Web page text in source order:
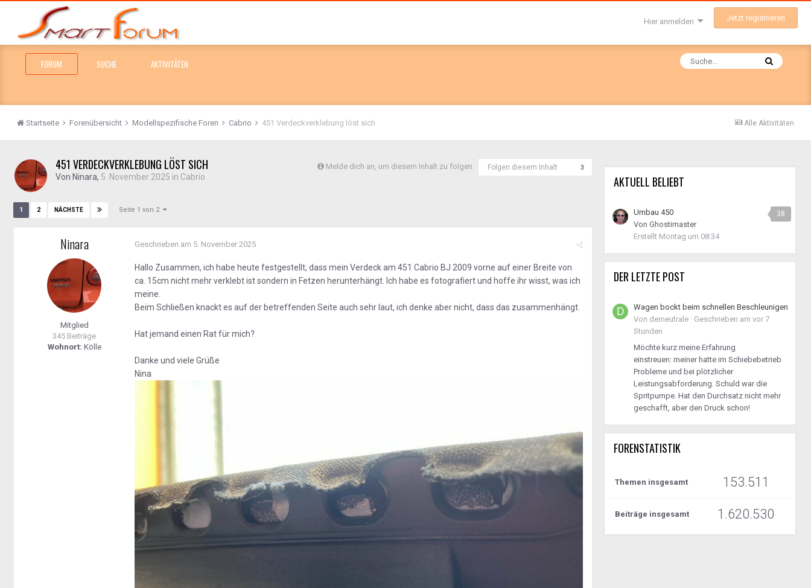
Hier anmelden Jetzt registrieren
FORUM SUCHE AKTIVITÄTEN
Alle Aktivitäten
Startseite Forenübersicht Modellspezifische Foren Cabrio 451 Verdeckverklebung löst sich
Melde dich an, um diesem Inhalt zu folgen Folgen diesem Inhalt 3
451 VERDECKVERKLEBUNG LÖST SICH
Von Ninara, 5. November 2025 in Cabrio
1 2 NÄCHSTE Seite 1 von 2
Ninara
Mitglied
345 Beiträge
Wohnort: Kölle
Geschrieben am 5. November 2025
Hallo Zusammen, ich habe heute festgestellt, dass mein Verdeck am 451 Cabrio BJ 2009 vorne auf einer Breite von
ca. 15cm nicht mehr verklebt ist sondern in Fetzen herunterhängt. Ich habe es fotografiert und hoffe ihr wisst, was ich
meine.
Beim Schließen knackt es auf der betreffenden Seite auch sehr laut, ich denke aber nicht, dass das zusammenhängt.
Hat jemand einen Rat für mich?
Danke und viele Grüße
Nina
AKTUELL BELIEBT
38
Umbau 450
Von Ghostimaster
Erstellt Montag um 08:34
DER LETZTE POST
Wagen bockt beim schnellen Beschleunigen
Von derneutrale · Geschrieben am vor 7
Stunden
Möchte kurz meine Erfahrung
einstreuen: meiner hatte im Schiebebetrieb
Probleme und bei plötzlicher
Leistungsabforderung. Schuld war die
Spritpumpe. Hat den Durchsatz nicht mehr
geschafft, aber den Druck schon!
FORENSTATISTIK
Themen insgesamt 153.511
Beiträge insgesamt 1.620.530